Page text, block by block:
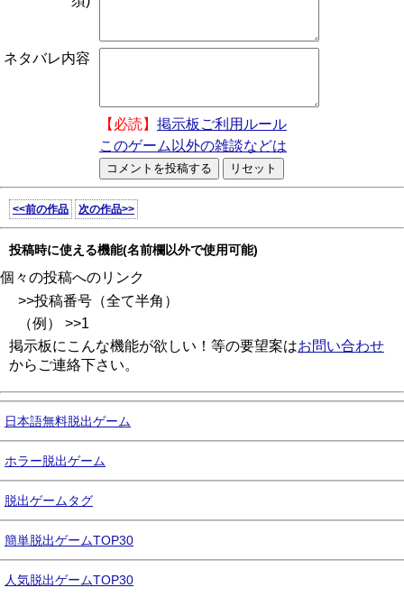
ネタバレ内容
【必読】 掲示板ご利用ルール
このゲーム以外の雑談などは
<<前の作品 次の作品>>
投稿時に使える機能(名前欄以外で使用可能)
個々の投稿へのリンク
>>投稿番号（全て半角）
（例） >>1
掲示板にこんな機能が欲しい！等の要望案はお問い合わせ
からご連絡下さい。
日本語無料脱出ゲーム
ホラー脱出ゲーム
脱出ゲームタグ
簡単脱出ゲームTOP30
人気脱出ゲームTOP30